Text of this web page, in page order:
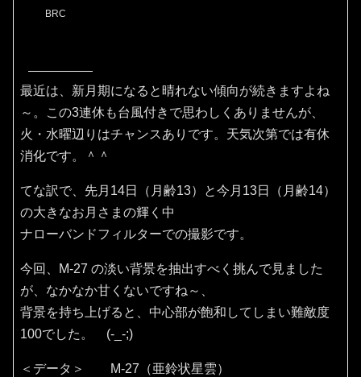
BRC
最近は、新月期になると晴れない傾向が続きますよね
～。この3連休も台風付きで思わしくありませんが、
火・水曜辺りはチャンスありです。天気次第では有休
消化です。＾＾
てな訳で、先月14日（月齢13）と今月13日（月齢14）
の大きなお月さまの輝く中
ナローバンドフィルターでの撮影です。
今回、M-27 の淡い背景を抽出すべく挑んで見ました
が、なかなか甘くないですね～、
背景を持ち上げると、中心部が飽和してしまい難敵度
100でした。 (-_-;)
＜データ＞ M-27（亜鈴状星雲）